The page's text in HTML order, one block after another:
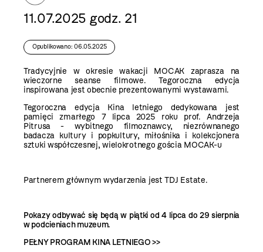
11.07.2025 godz. 21
Opublikowano: 06.05.2025
Tradycyjnie w okresie wakacji MOCAK zaprasza na
wieczorne seanse filmowe. Tegoroczna edycja
inspirowana jest obecnie prezentowanymi wystawami.
Tegoroczna edycja Kina letniego dedykowana jest
pamięci zmarłego 7 lipca 2025 roku prof. Andrzeja
Pitrusa - wybitnego filmoznawcy, niezrównanego
badacza kultury i popkultury, miłośnika i kolekcjonera
sztuki współczesnej, wielokrotnego gościa MOCAK-u
Partnerem głównym wydarzenia jest TDJ Estate.
Pokazy odbywać się będą w piątki od 4 lipca do 29 sierpnia
w podcieniach muzeum.
PEŁNY PROGRAM KINA LETNIEGO >>